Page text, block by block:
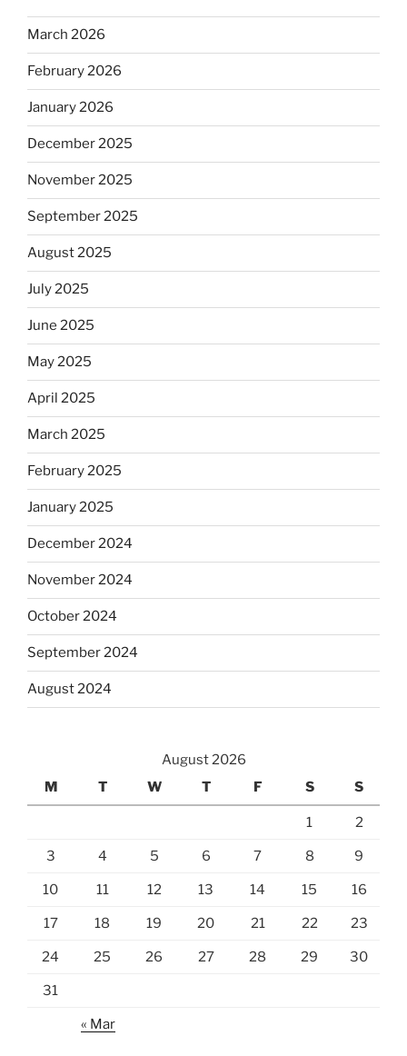
March 2026
February 2026
January 2026
December 2025
November 2025
September 2025
August 2025
July 2025
June 2025
May 2025
April 2025
March 2025
February 2025
January 2025
December 2024
November 2024
October 2024
September 2024
August 2024
August 2026
M
T W T F S S
1 2
3 4 5 6 7 8 9
10 11 12 13 14 15 16
17 18 19 20 21 22 23
24 25 26 27 28 29 30
31
« Mar